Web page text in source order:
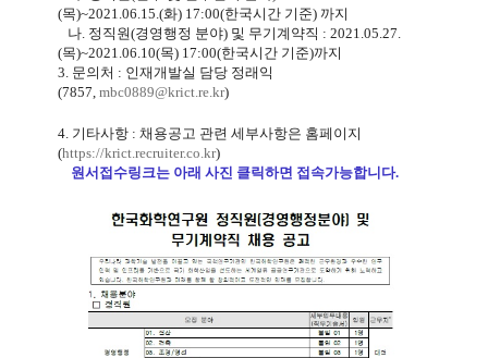
(목)~2021.06.15.(화) 17:00(한국시간 기준) 까지
나. 정직원(경영행정 분야) 및 무기계약직 : 2021.05.27.
(목)~2021.06.10(목) 17:00(한국시간 기준)까지
3. 문의처 : 인재개발실 담당 정래익
(7857, mbc0889@krict.re.kr)
4. 기타사항 : 채용공고 관련 세부사항은 홈페이지
(https://krict.recruiter.co.kr)
원서접수링크는 아래 사진 클릭하면 접속가능합니다.